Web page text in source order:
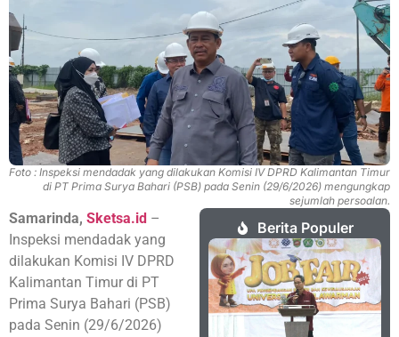
Foto : Inspeksi mendadak yang dilakukan Komisi IV DPRD Kalimantan Timur
di PT Prima Surya Bahari (PSB) pada Senin (29/6/2026) mengungkap
sejumlah persoalan.
Samarinda, Sketsa.id –
Inspeksi mendadak yang
dilakukan Komisi IV DPRD
Kalimantan Timur di PT
Prima Surya Bahari (PSB)
pada Senin (29/6/2026)
Berita Populer